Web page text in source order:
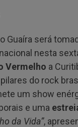
Guaíra será
nesta
Vermelho a
do rock
um show
e uma
da Vida”,